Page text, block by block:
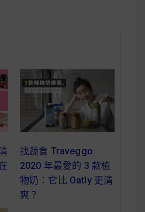
找蔬食 Traveggo
2020 年最愛的 3 款植
物奶：它比 Oatly 更清
爽？